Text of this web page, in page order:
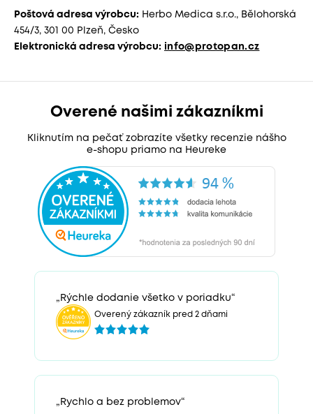
Poštová adresa výrobcu: Herbo Medica s.r.o., Bělohorská
454/3, 301 00 Plzeň, Česko
Elektronická adresa výrobcu: info@protopan.cz
Overené našimi zákazníkmi
Kliknutím na pečať zobrazíte všetky recenzie nášho
e-shopu priamo na Heureke
„Rýchle dodanie všetko v poriadku“
Overený zákazník pred 2 dňami
„Rychlo a bez problemov“